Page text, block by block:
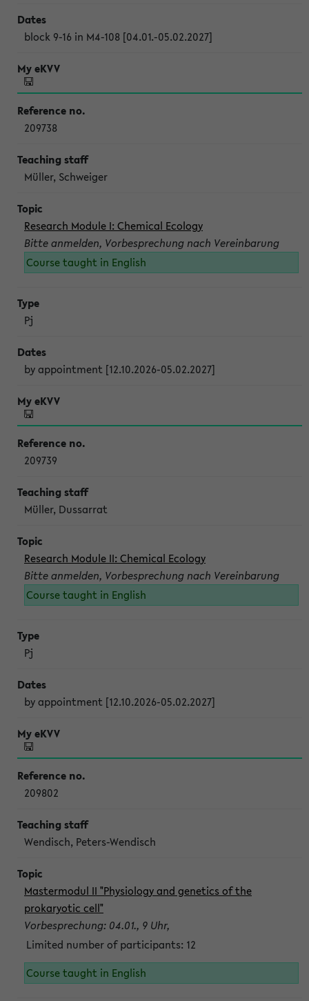
block 9-16 in M4-108 [04.01.-05.02.2027]
209738
Müller, Schweiger
Research Module I: Chemical Ecology
Bitte anmelden, Vorbesprechung nach Vereinbarung
Course taught in English
Pj
by appointment [12.10.2026-05.02.2027]
209739
Müller, Dussarrat
Research Module II: Chemical Ecology
Bitte anmelden, Vorbesprechung nach Vereinbarung
Course taught in English
Pj
by appointment [12.10.2026-05.02.2027]
209802
Wendisch, Peters-Wendisch
Mastermodul II "Physiology and genetics of the
prokaryotic cell"
Vorbesprechung: 04.01., 9 Uhr,
Limited number of participants: 12
Course taught in English